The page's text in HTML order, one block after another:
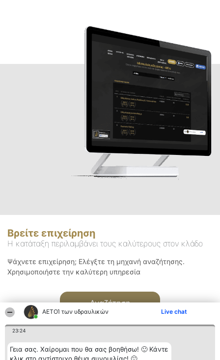
ΑΕΤΟΊ των υδραυλικών Live chat
23:24
Γεια σας. Χαίρομαι που θα σας βοηθήσω! 🙂 Κάντε
Βρείτε επιχείρηση
Η κατάταξη περιλαμβάνει τους καλύτερους στον κλάδο
Ψάχνετε επιχείρηση; Ελέγξτε τη μηχανή αναζήτησης.
Χρησιμοποιήστε την καλύτερη υπηρεσία
Αναζήτηση